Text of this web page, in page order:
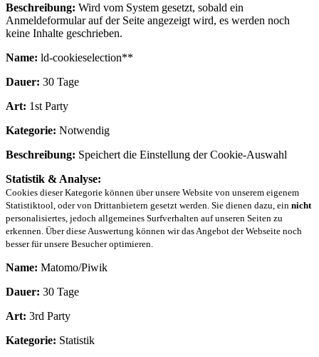
Beschreibung: Wird vom System gesetzt, sobald ein
Anmeldeformular auf der Seite angezeigt wird, es werden noch
keine Inhalte geschrieben.
Name: ld-cookieselection**
Dauer: 30 Tage
Art: 1st Party
Kategorie: Notwendig
Beschreibung: Speichert die Einstellung der Cookie-Auswahl
Statistik & Analyse:
Cookies dieser Kategorie können über unsere Website von unserem eigenem
Statistiktool, oder von Drittanbietern gesetzt werden. Sie dienen dazu, ein nicht
personalisiertes, jedoch allgemeines Surfverhalten auf unseren Seiten zu
erkennen. Über diese Auswertung können wir das Angebot der Webseite noch
besser für unsere Besucher optimieren.
Name: Matomo/Piwik
Dauer: 30 Tage
Art: 3rd Party
Kategorie: Statistik